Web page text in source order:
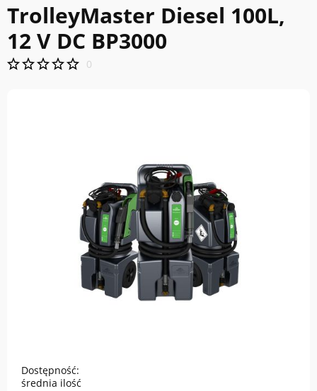
TrolleyMaster Diesel 100L,
12 V DC BP3000
0
Dostępność:
średnia ilość